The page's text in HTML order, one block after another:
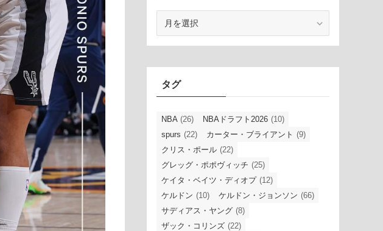
ブ
タグ
NBA (26) NBAドラフト2026 (10)
spurs (22) カーター・ブライアント (9)
クリス・ポール (22)
グレッグ・ポポヴィッチ (25)
ケイタ・ベイツ・ディオプ (12)
ケルドン (10) ケルドン・ジョンソン (66)
サディアス・ヤング (8)
ザック・コリンズ (22)